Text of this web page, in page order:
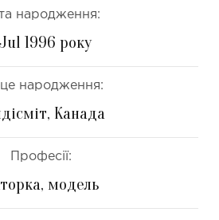
народження:
1996 року
народження:
Канада
Професії:
модель